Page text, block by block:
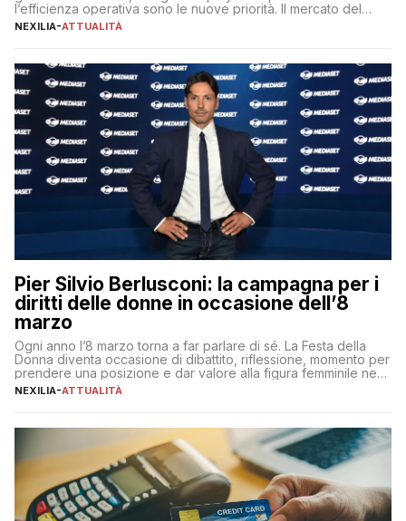
l’efficienza operativa sono le nuove priorità. Il mercato del
lavoro, d’altra parte, è sempre più competitivo con una lotta
NEXILIA-ATTUALITÀ
Pier Silvio Berlusconi: la campagna per i
diritti delle donne in occasione dell’8
marzo
Ogni anno l’8 marzo torna a far parlare di sé. La Festa della
Donna diventa occasione di dibattito, riflessione, momento per
prendere una posizione e dar valore alla figura femminile nella
sua complessità e crucialità. A lanciare un messaggio “forte e
NEXILIA-ATTUALITÀ